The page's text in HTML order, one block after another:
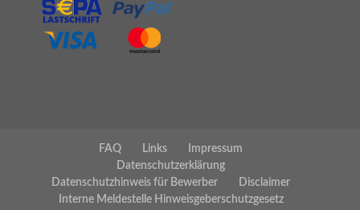
FAQ Links
Impressum
Datenschutzerklärung
Datenschutzhinweis für Bewerber
Disclaimer
Interne Meldestelle Hinweisgeberschutzgesetz